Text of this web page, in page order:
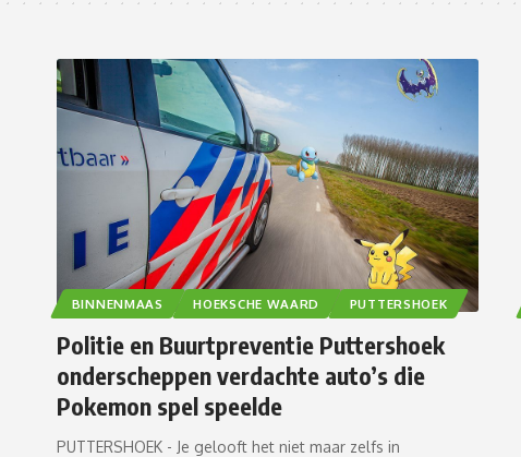
BINNENMAAS HOEKSCHE WAARD PUTTERSHOEK
Politie en Buurtpreventie Puttershoek
onderscheppen verdachte auto’s die
Pokemon spel speelde
PUTTERSHOEK - Je gelooft het niet maar zelfs in